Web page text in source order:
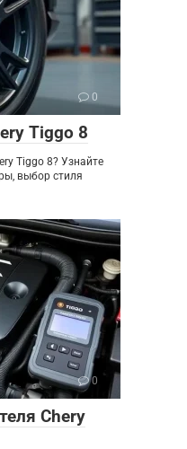
0
Tiggo 8
Tiggo 8? Узнайте
выбор стиля
0
Chery